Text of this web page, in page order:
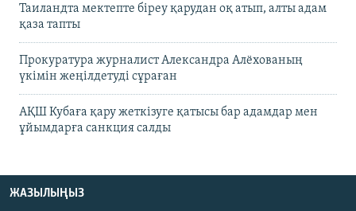
Таиландта мектепте біреу қарудан оқ атып, алты адам
қаза тапты
Прокуратура журналист Александра Алёхованың
үкімін жеңілдетуді сұраған
АҚШ Кубаға қару жеткізуге қатысы бар адамдар мен
ұйымдарға санкция салды
ЖАЗЫЛЫҢЫЗ